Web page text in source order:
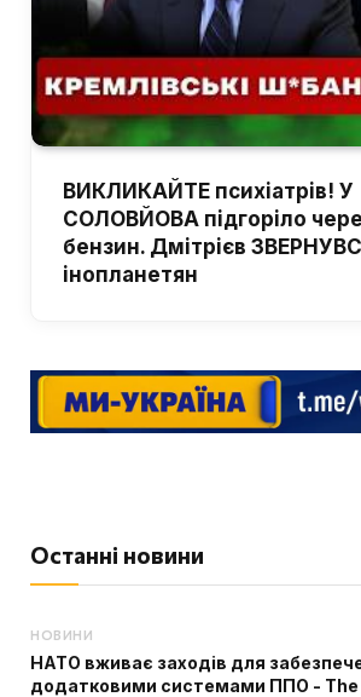
ВИКЛИКАЙТЕ психіатрів! У
СОЛОВЙОВА підгоріло
бензин. Дмітрієв
інопланетян
Останні новини
НОВИНИ
НАТО вживає заходів для
додатковими системами ППО - The